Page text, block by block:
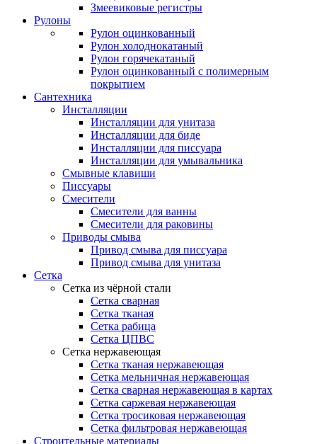
Змеевиковые регистры
Рулоны
Рулон оцинкованный
Рулон холоднокатаный
Рулон горячекатаный
Рулон оцинкованный с полимерным
покрытием
Сантехника
Инсталляции
Инсталляции для унитаза
Инсталляции для биде
Инсталляции для писсуара
Инсталляции для умывальника
Смывные клавиши
Писсуары
Смесители
Смесители для ванны
Смесители для раковины
Приводы смыва
Привод смыва для писсуара
Привод смыва для унитаза
Сетка
Сетка из чёрной стали
Сетка сварная
Сетка тканая
Сетка рабица
Сетка ЦПВС
Сетка нержавеющая
Сетка тканая нержавеющая
Сетка мельничная нержавеющая
Сетка сварная нержавеющая в картах
Сетка саржевая нержавеющая
Сетка тросиковая нержавеющая
Сетка фильтровая нержавеющая
Строительные материалы